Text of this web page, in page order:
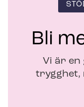
Bli
Vi är en
trygghet,